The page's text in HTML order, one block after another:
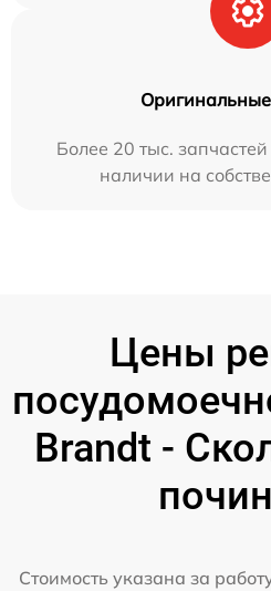
Более 20 тыс.
наличии на
Цены
Brandt -
Стоимость указана за